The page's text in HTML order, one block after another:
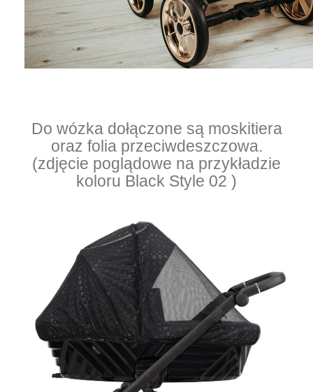
Do wózka dołączone są moskitiera
oraz folia przeciwdeszczowa.
(zdjęcie poglądowe na przykładzie
koloru Black Style 02 )